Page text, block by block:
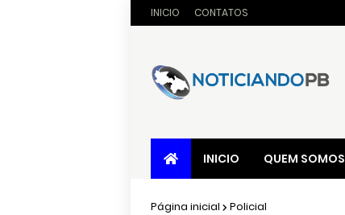
INICIO CONTATOS
INICIO QUEM SOMOS
Página inicial Policial